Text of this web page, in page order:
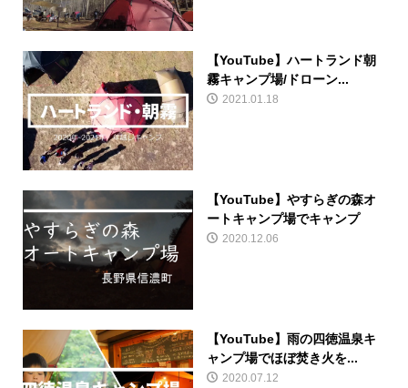
【YouTube】ハートランド朝
霧キャンプ場/ドローン...
2021.01.18
【YouTube】やすらぎの森オ
ートキャンプ場でキャンプ
2020.12.06
【YouTube】雨の四徳温泉キ
ャンプ場でほぼ焚き火を...
2020.07.12